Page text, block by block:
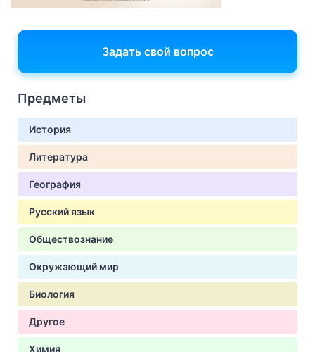
Задать свой вопрос
Предметы
История
Литература
География
Русский язык
Обществознание
Окружающий мир
Биология
Другое
Химия